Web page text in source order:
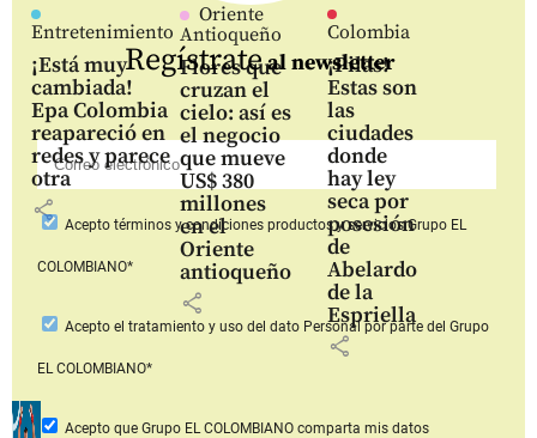
Entretenimiento
¡Está muy
cambiada!
Epa Colombia
reapareció en
redes y parece
otra
share
Oriente
Antioqueño
Flores que
cruzan el
cielo: así es
el negocio
que mueve
US$ 380
millones
en el
Oriente
antioqueño
share
Colombia
¡Pilas!
Estas son
las
ciudades
donde
hay ley
seca por
posesión
de
Abelardo
de la
Espriella
share
Regístrateal newsletter
Aceptotérminos y condiciones productos y serviciosGrupo EL
COLOMBIANO*
Acepto el tratamiento y uso del dato Personalpor parte del Grupo
EL COLOMBIANO*
Acepto que Grupo EL COLOMBIANOcomparta mis datos